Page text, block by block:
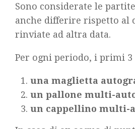
Sono considerate le
anche differire rispetto al
rinviate ad altra data.
Per ogni periodo, i primi
una maglietta
un pallone multi-
un cappellino multi-